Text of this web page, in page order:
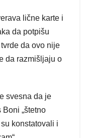
lične karte i
da potpišu
da ovo nije
da razmišljaju o
svesna da je
„štetno
konstatovali i